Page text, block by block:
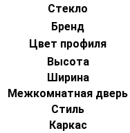
Стекло
Бренд
Цвет профиля
Высота
Ширина
Межкомнатная дверь
Стиль
Каркас